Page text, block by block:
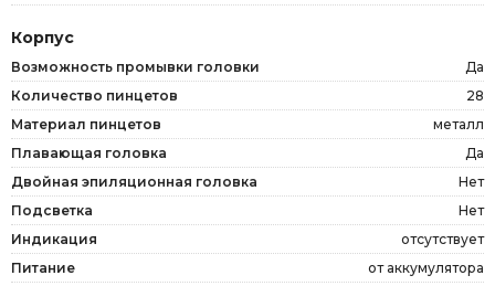
Корпус
Возможность промывки головки
Да
Количество пинцетов
28
Материал пинцетов
металл
Плавающая головка
Да
Двойная эпиляционная головка
Нет
Подсветка
Нет
Индикация
отсутствует
Питание
от аккумулятора